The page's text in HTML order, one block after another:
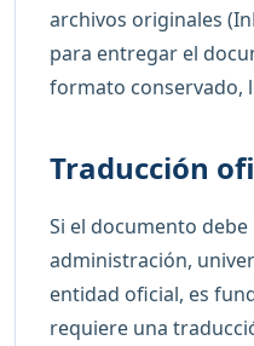
archivos originales
para entregar el
formato conservado,
Traducción
Si el documento
administración,
entidad oficial, es
requiere una